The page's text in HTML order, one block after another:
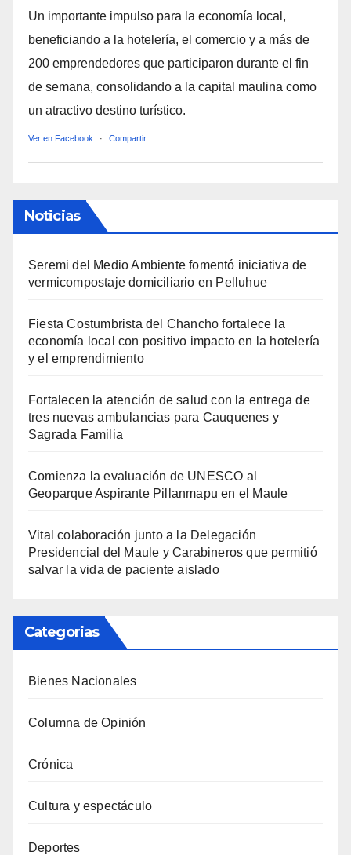
Un importante impulso para la economía local,
beneficiando a la hotelería, el comercio y a más de
200 emprendedores que participaron durante el fin
de semana, consolidando a la capital maulina como
un atractivo destino turístico.
Ver en Facebook · Compartir
Noticias
Seremi del Medio Ambiente fomentó iniciativa de
vermicompostaje domiciliario en Pelluhue
Fiesta Costumbrista del Chancho fortalece la
economía local con positivo impacto en la hotelería
y el emprendimiento
Fortalecen la atención de salud con la entrega de
tres nuevas ambulancias para Cauquenes y
Sagrada Familia
Comienza la evaluación de UNESCO al
Geoparque Aspirante Pillanmapu en el Maule
Vital colaboración junto a la Delegación
Presidencial del Maule y Carabineros que permitió
salvar la vida de paciente aislado
Categorias
Bienes Nacionales
Columna de Opinión
Crónica
Cultura y espectáculo
Deportes